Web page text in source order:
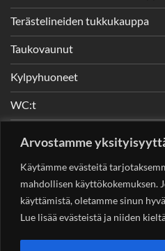
Arvostamme
Käytämme evästeitä
mahdollisen käyttökokemuksen.
käyttämistä, oletamme sinun
Lue lisää evästeistä ja niiden
Terästelineiden tukkukauppa
Taukovaunut
Kylpyhuoneet
WC:t
YHTEYSTIEDOT
Helsingin